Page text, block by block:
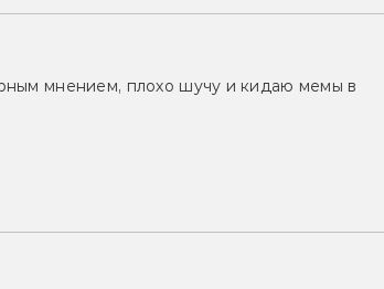
мнением, плохо шучу и кидаю мемы в